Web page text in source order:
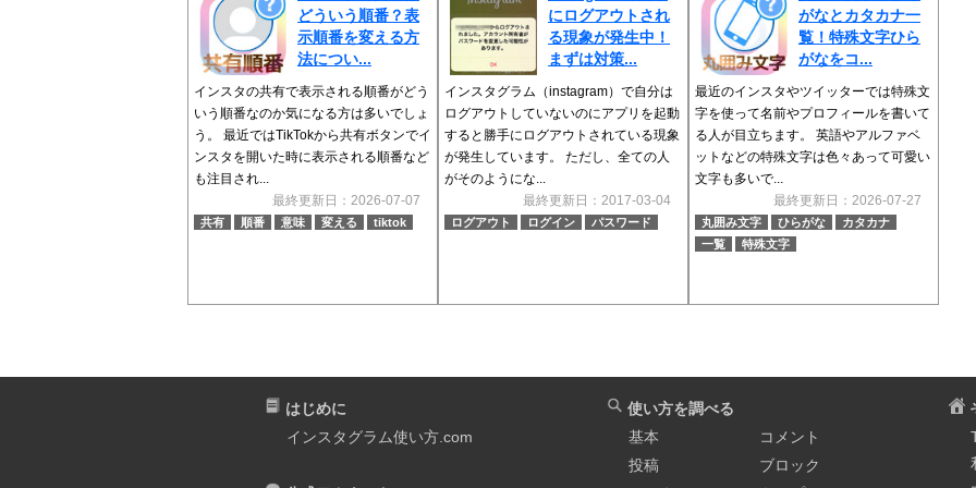
どういう順番？表
示順番を変える方
法につい...
インスタの共有で表示される順番がどう
いう順番なのか気になる方は多いでしょ
う。 最近ではTikTokから共有ボタンでイ
ンスタを開いた時に表示される順番など
も注目され...
最終更新日：2026-07-07
共有 順番 意味 変える tiktok
にログアウトされ
る現象が発生中！
まずは対策...
インスタグラム（instagram）で自分は
ログアウトしていないのにアプリを起動
すると勝手にログアウトされている現象
が発生しています。 ただし、全ての人
がそのようにな...
最終更新日：2017-03-04
ログアウト ログイン パスワード
がなとカタカナ一
覧！特殊文字ひら
がなをコ...
最近のインスタやツイッターでは特殊文
字を使って名前やプロフィールを書いて
る人が目立ちます。 英語やアルファベ
ットなどの特殊文字は色々あって可愛い
文字も多いで...
最終更新日：2026-07-27
丸囲み文字 ひらがな
カタカナ
一覧
特殊文字
はじめに
インスタグラム使い方.com
使い方を調べる
基本
投稿
コメント
ブロック